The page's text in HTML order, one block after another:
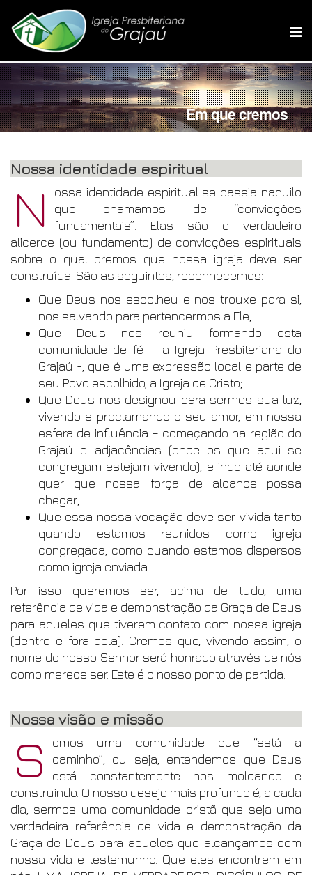
Em que cremos
Nossa identidade espiritual
N
ossa identidade espiritual se baseia naquilo
que chamamos de “convicções
fundamentais”. Elas são o verdadeiro
alicerce (ou fundamento) de convicções espirituais
sobre o qual cremos que nossa igreja deve ser
construída. São as seguintes, reconhecemos:
Que Deus nos escolheu e nos trouxe para si,
nos salvando para pertencermos a Ele;
Que Deus nos reuniu formando esta
comunidade de fé – a Igreja Presbiteriana do
Grajaú -, que é uma expressão local e parte de
seu Povo escolhido, a Igreja de Cristo;
Que Deus nos designou para sermos sua luz,
vivendo e proclamando o seu amor, em nossa
esfera de influência – começando na região do
Grajaú e adjacências (onde os que aqui se
congregam estejam vivendo), e indo até aonde
quer que nossa força de alcance possa
chegar;
Que essa nossa vocação deve ser vivida tanto
quando estamos reunidos como igreja
congregada, como quando estamos dispersos
como igreja enviada.
Por isso queremos ser, acima de tudo, uma
referência de vida e demonstração da Graça de Deus
para aqueles que tiverem contato com nossa igreja
(dentro e fora dela). Cremos que, vivendo assim, o
nome do nosso Senhor será honrado através de nós
como merece ser. Este é o nosso ponto de partida.
Nossa visão e missão
S
omos uma comunidade que “está a
caminho”, ou seja, entendemos que Deus
está constantemente nos moldando e
construindo. O nosso desejo mais profundo é, a cada
dia, sermos uma comunidade cristã que seja uma
verdadeira referência de vida e demonstração da
Graça de Deus para aqueles que alcançamos com
nossa vida e testemunho. Que eles encontrem em